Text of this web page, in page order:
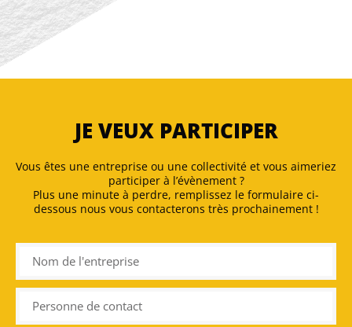
JE VEUX PARTICIPER
Vous êtes une entreprise ou une collectivité et vous aimeriez
participer à l’évènement ?
Plus une minute à perdre, remplissez le formulaire ci-
dessous nous vous contacterons très prochainement !